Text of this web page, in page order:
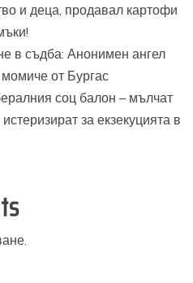
и деца, продавал картофи
в съдба: Анонимен ангел
от Бургас
соц балон – мълчат
за екзекуцията в